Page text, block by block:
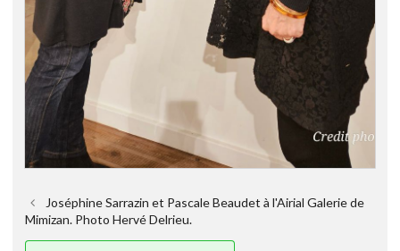
Joséphine Sarrazin et Pascale Beaudet à l'Airial Galerie de
Mimizan. Photo Hervé Delrieu.